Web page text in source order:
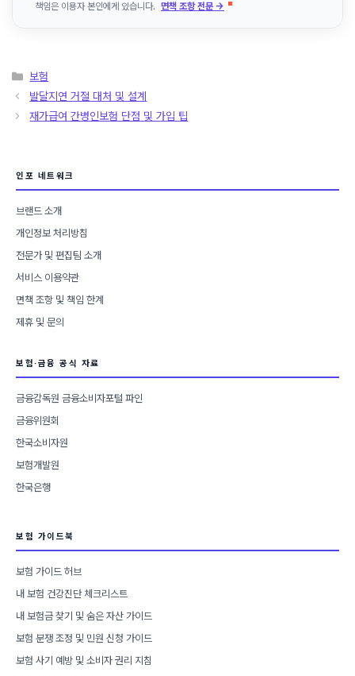
책임은 이용자 본인에게 있습니다. 면책 조항 전문 →
카
테
리
보험
발달지연 거절 대처 및 설계
재가급여 간병인보험 단점 및 가입 팁
인포 네트워크
브랜드 소개
개인정보 처리방침
전문가 및 편집팀 소개
서비스 이용약관
면책 조항 및 책임 한계
제휴 및 문의
보험·금융 공식 자료
금융감독원 금융소비자포털 파인
금융위원회
한국소비자원
보험개발원
한국은행
보험 가이드북
보험 가이드 허브
내 보험 건강진단 체크리스트
내 보험금 찾기 및 숨은 자산 가이드
보험 분쟁 조정 및 민원 신청 가이드
보험 사기 예방 및 소비자 권리 지침